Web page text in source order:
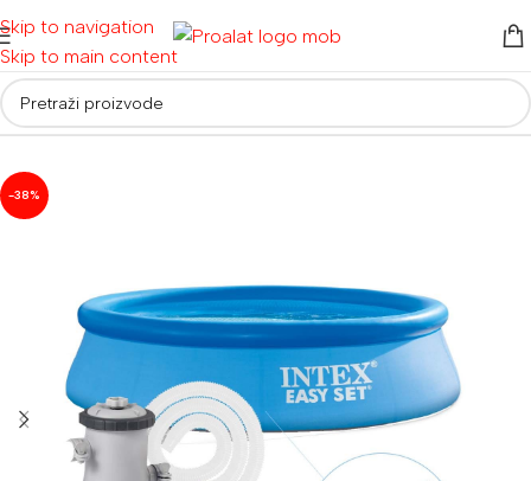
Skip to navigation
Skip to main content
Početna/ Bazeni/Montažni bazeni
-38%